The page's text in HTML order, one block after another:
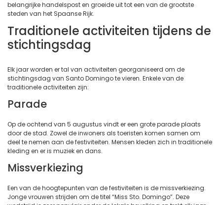
belangrijke handelspost en groeide uit tot een van de grootste
steden van het Spaanse Rijk.
Traditionele activiteiten tijdens de
stichtingsdag
Elk jaar worden er tal van activiteiten georganiseerd om de
stichtingsdag van Santo Domingo te vieren. Enkele van de
traditionele activiteiten zijn:
Parade
Op de ochtend van 5 augustus vindt er een grote parade plaats
door de stad. Zowel de inwoners als toeristen komen samen om
deel te nemen aan de festiviteiten. Mensen kleden zich in traditionele
kleding en er is muziek en dans.
Missverkiezing
Een van de hoogtepunten van de festiviteiten is de missverkiezing.
Jonge vrouwen strijden om de titel “Miss Sto. Domingo”. Deze